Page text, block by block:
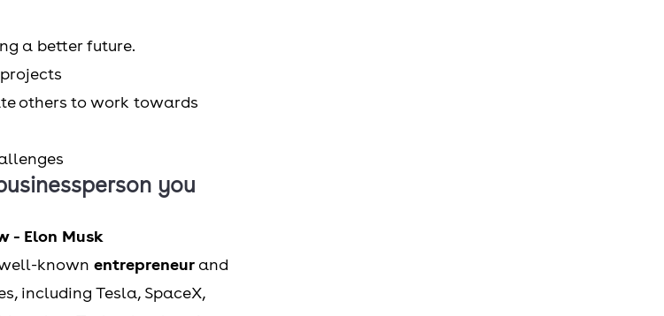
a better future.
others to work towards
you
- Elon Musk
known entrepreneur and
including Tesla, SpaceX,